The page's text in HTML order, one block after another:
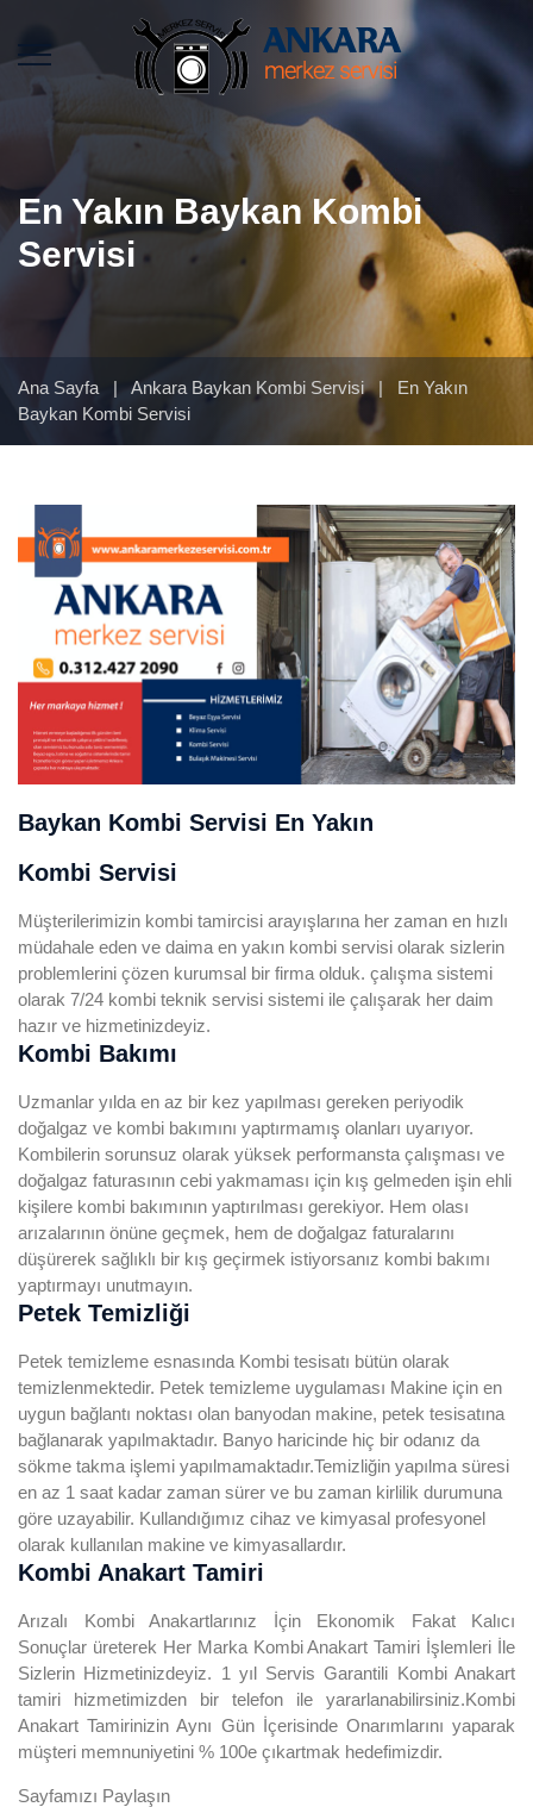
En Yakın Baykan Kombi
Servisi
Ana Sayfa | Ankara Baykan Kombi Servisi|
En Yakın
Baykan Kombi Servisi
Baykan Kombi Servisi En Yakın
Kombi Servisi
Müşterilerimizin kombi tamircisi arayışlarına her zaman en hızlı
müdahale eden ve daima en yakın kombi servisi olarak sizlerin
problemlerini çözen kurumsal bir firma olduk. çalışma sistemi
olarak 7/24 kombi teknik servisi sistemi ile çalışarak her daim
hazır ve hizmetinizdeyiz.
Kombi Bakımı
Uzmanlar yılda en az bir kez yapılması gereken periyodik
doğalgaz ve kombi bakımını yaptırmamış olanları uyarıyor.
Kombilerin sorunsuz olarak yüksek performansta çalışması ve
doğalgaz faturasının cebi yakmaması için kış gelmeden işin ehli
kişilere kombi bakımının yaptırılması gerekiyor. Hem olası
arızalarının önüne geçmek, hem de doğalgaz faturalarını
düşürerek sağlıklı bir kış geçirmek istiyorsanız kombi bakımı
yaptırmayı unutmayın.
Petek Temizliği
Petek temizleme esnasında Kombi tesisatı bütün olarak
temizlenmektedir. Petek temizleme uygulaması Makine için en
uygun bağlantı noktası olan banyodan makine, petek tesisatına
bağlanarak yapılmaktadır. Banyo haricinde hiç bir odanız da
sökme takma işlemi yapılmamaktadır.Temizliğin yapılma süresi
en az 1 saat kadar zaman sürer ve bu zaman kirlilik durumuna
göre uzayabilir. Kullandığımız cihaz ve kimyasal profesyonel
olarak kullanılan makine ve kimyasallardır.
Kombi Anakart Tamiri
Arızalı Kombi Anakartlarınız İçin Ekonomik Fakat Kalıcı
Sonuçlar üreterek Her Marka Kombi Anakart Tamiri İşlemleri İle
Sizlerin Hizmetinizdeyiz. 1 yıl Servis Garantili Kombi Anakart
tamiri hizmetimizden bir telefon ile yararlanabilirsiniz.Kombi
Anakart Tamirinizin Aynı Gün İçerisinde Onarımlarını yaparak
müşteri memnuniyetini % 100e çıkartmak hedefimizdir.
Sayfamızı Paylaşın